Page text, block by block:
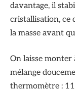
davantage, il
cristallisation, ce
la masse avant
On laisse monter
mélange
thermomètre :